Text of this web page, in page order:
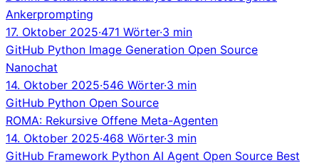
Ankerprompting
17. Oktober 2025·471 Wörter·3 min
GitHub Python Image Generation Open Source
Nanochat
14. Oktober 2025·546 Wörter·3 min
GitHub Python Open Source
ROMA: Rekursive Offene Meta-Agenten
14. Oktober 2025·468 Wörter·3 min
GitHub Framework Python AI Agent Open Source Best